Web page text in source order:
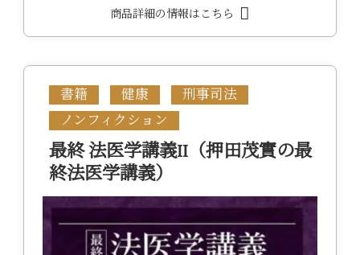
商品詳細の情報はこちら
書籍 健康
刑事司法
ノンフィクション
最終 法医学講義II（押田茂實の最
終法医学講義）